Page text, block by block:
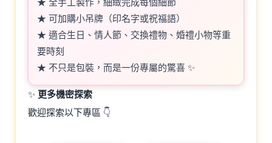
★ 全手工製作，細緻完成每個細節
★ 可加購小吊牌（印名字或祝福語）
★ 適合生日、情人節、交換禮物、婚禮小物等重
要時刻
★ 不只是包裝，而是一份專屬的驚喜 ✨
✨ 更多機密探索
歡迎探索以下專區 👇